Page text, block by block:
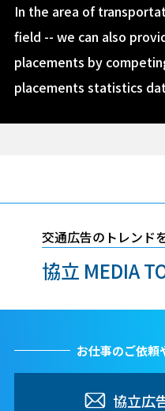
In the area of
field -- we can also
placements by
placements statistics
交通広告のトレンド
協立 MEDIA
お仕事のご依頼
協立広